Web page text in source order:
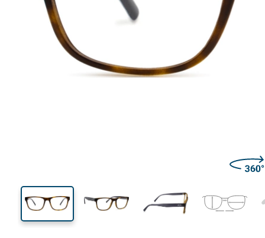
41 mm
Высота линзы Ширина линзы
Ширина